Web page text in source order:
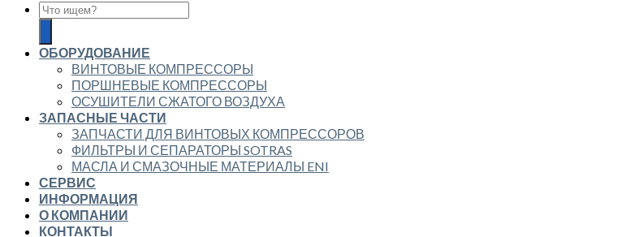
ОБОРУДОВАНИЕ
ВИНТОВЫЕ КОМПРЕССОРЫ
ПОРШНЕВЫЕ КОМПРЕССОРЫ
ОСУШИТЕЛИ СЖАТОГО ВОЗДУХА
ЗАПАСНЫЕ ЧАСТИ
ЗАПЧАСТИ ДЛЯ ВИНТОВЫХ КОМПРЕССОРОВ
ФИЛЬТРЫ И СЕПАРАТОРЫ SOTRAS
МАСЛА И СМАЗОЧНЫЕ МАТЕРИАЛЫ ENI
СЕРВИС
ИНФОРМАЦИЯ
О КОМПАНИИ
КОНТАКТЫ